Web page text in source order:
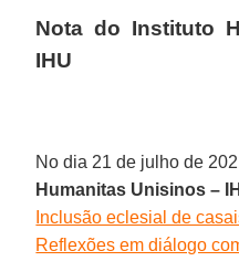
Nota do Instituto
IHU
No dia 21 de julho de
Humanitas Unisinos –
Inclusão eclesial de
Reflexões em diálogo